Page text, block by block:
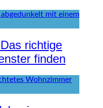
richtige
finden